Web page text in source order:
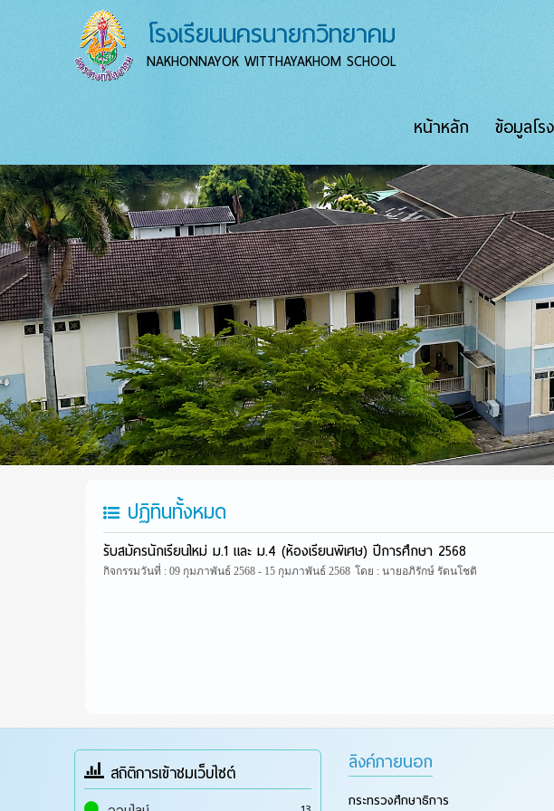
โรงเรียนนครนายกวิทยาคม
NAKHONNAYOK WITTHAYAKHOM SCHOOL
หน้าหลัก ข้อมูลโร
ปฏิทินทั้งหมด
รับสมัครนักเรียนใหม่ ม.1 และ ม.4 (ห้องเรียนพิเศษ) ปีการศึกษา 2568
กิจกรรมวันที่ : 09 กุมภาพันธ์ 2568 - 15 กุมภาพันธ์ 2568 โดย : นายอภิรักษ์ รัตนโชติ
สถิติการเข้าชมเว็บไซต์ ลิงค์ภายนอก
กระทรวงศึกษาธิการ